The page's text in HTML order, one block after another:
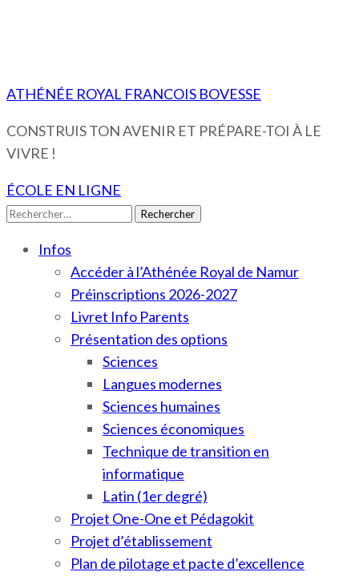
ATHÉNÉE ROYAL FRANCOIS BOVESSE
CONSTRUIS TON AVENIR ET PRÉPARE-TOI À LE
VIVRE !
ÉCOLE EN LIGNE
Rechercher :
Infos
Accéder à l’Athénée Royal de Namur
Préinscriptions 2026-2027
Livret Info Parents
Présentation des options
Sciences
Langues modernes
Sciences humaines
Sciences économiques
Technique de transition en
informatique
Latin (1er degré)
Projet One-One et Pédagokit
Projet d’établissement
Plan de pilotage et pacte d’excellence